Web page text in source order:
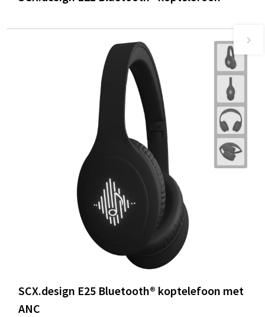
SCX.design E25 Bluetooth® koptelefoon met
ANC